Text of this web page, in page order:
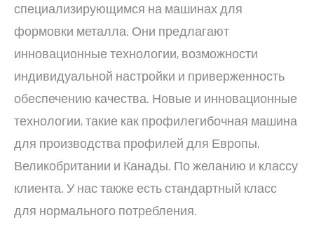
специализирующимся на машинах для
формовки металла. Они предлагают
инновационные технологии, возможности
индивидуальной настройки и приверженность
обеспечению качества. Новые и инновационные
технологии, такие как профилегибочная машина
для производства профилей для Европы,
Великобритании и Канады. По желанию и классу
клиента. У нас также есть стандартный класс
для нормального потребления.